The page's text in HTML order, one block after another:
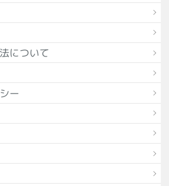
について
ー